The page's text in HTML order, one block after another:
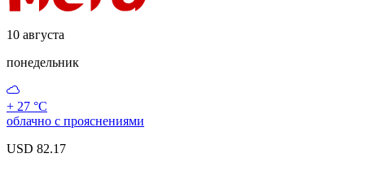
10 августа
понедельник
+ 27 °С
облачно с прояснениями
USD 82.17